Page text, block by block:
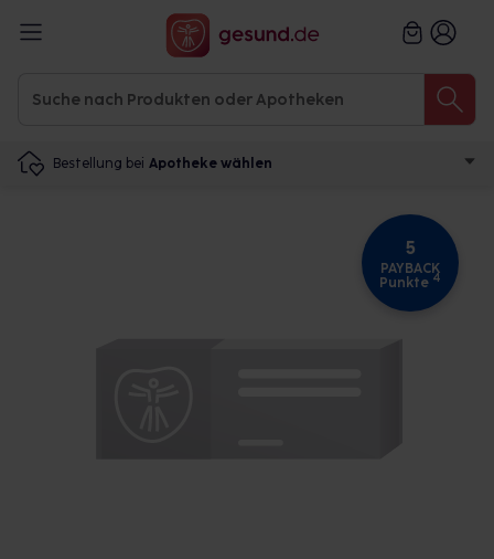
Bestellung bei Apotheke wählen
5
PAYBACK
Punkte 4